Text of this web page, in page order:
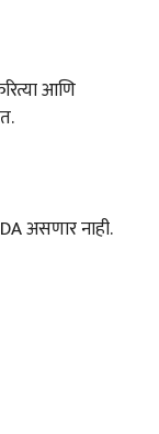
आणि
असणार नाही.